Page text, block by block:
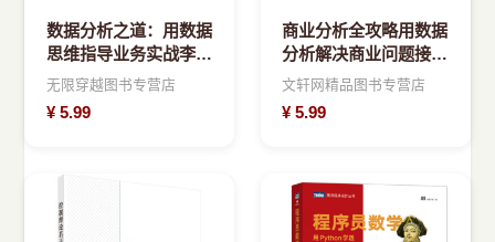
数据分析之道：用数据
思维指导业务实战李渝
方
无限穿越图书专营店
¥ 5.99
商业分析全攻略用数据
分析解决商业问题接地
气的陈老师书籍
文轩网精品图书专营店
¥ 5.99